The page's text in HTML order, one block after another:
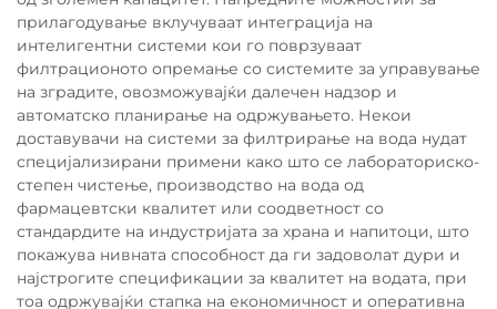
прилагодување вклучуваат интеграција на
интелигентни системи кои го поврзуваат
филтрационото опремање со системите за управување
на зградите, овозможувајќи далечен надзор и
автоматско планирање на одржувањето. Некои
доставувачи на системи за филтрирање на вода нудат
специјализирани примени како што се лабораториско-
степен чистење, производство на вода од
фармацевтски квалитет или соодветност со
стандардите на индустријата за храна и напитоци, што
покажува нивната способност да ги задоволат дури и
најстрогите спецификации за квалитет на водата, при
тоа одржувајќи стапка на економичност и оперативна